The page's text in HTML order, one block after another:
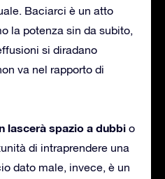
Baciarci è un atto
la potenza sin da subito,
si diradano
va nel rapporto di
lascerà spazio a dubbi o
di intraprendere una
dato male, invece, è un